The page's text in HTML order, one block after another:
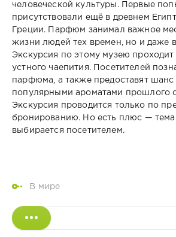
человеческой культуры. Первые
присутствовали ещё в древнем
Греции. Парфюм занимал важное
жизни людей тех времен, но и даже
Экскурсия по этому музею
устного чаепития. Посетителей
парфюма, а также предоставят шанс
популярными ароматами прошлого
Экскурсия проводится только по
бронированию. Но есть плюс — тема
выбирается посетителем.
В мире